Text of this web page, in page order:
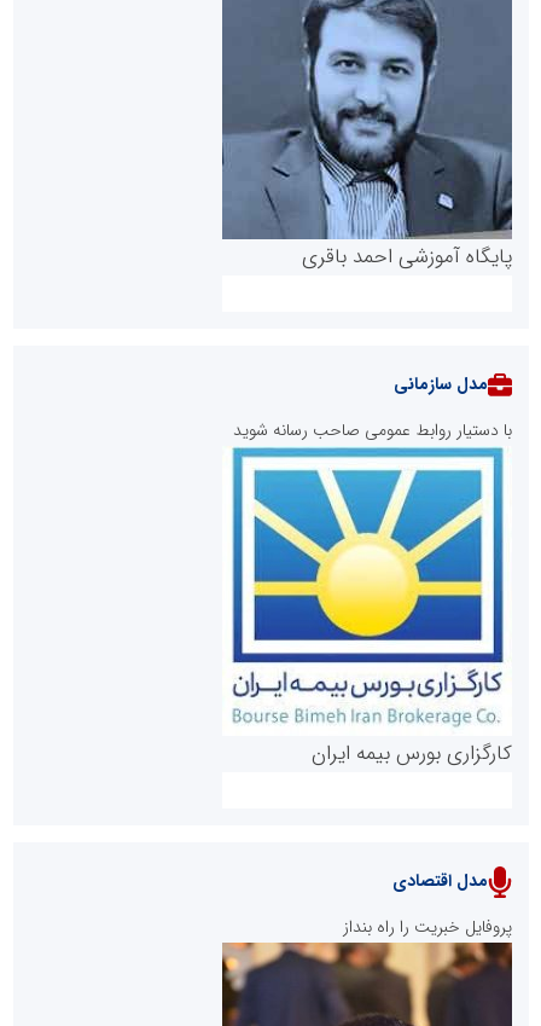
پایگاه آموزشی احمد باقری
روابط عمومی خبرگزاری گزارش خبر
پایگاه خبری نهضت ملی مسکن
مدل سازمانی
با دستیار روابط عمومی صاحب رسانه شوید
کارگزاری بورس بیمه ایران
مدل اقتصادی
پروفایل خبریت را راه بنداز